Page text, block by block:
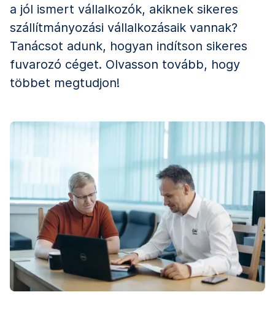
a jól ismert vállalkozók, akiknek sikeres
szállítmányozási vállalkozásaik vannak?
Tanácsot adunk, hogyan indítson sikeres
fuvarozó céget. Olvasson tovább, hogy
többet megtudjon!